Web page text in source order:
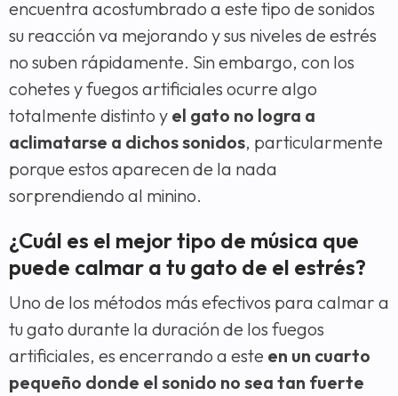
encuentra acostumbrado a este tipo de sonidos
su reacción va mejorando y sus niveles de estrés
no suben rápidamente. Sin embargo, con los
cohetes y fuegos artificiales ocurre algo
totalmente distinto y el gato no logra a
aclimatarse a dichos sonidos, particularmente
porque estos aparecen de la nada
sorprendiendo al minino.
¿Cuál es el mejor tipo de música que
puede calmar a tu gato de el estrés?
Uno de los métodos más efectivos para calmar a
tu gato durante la duración de los fuegos
artificiales, es encerrando a este en un cuarto
pequeño donde el sonido no sea tan fuerte